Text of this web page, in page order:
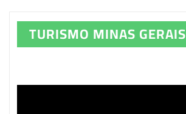
TURISMO MINAS GERAIS